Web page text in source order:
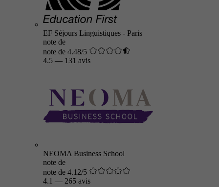
EF Séjours Linguistiques - Paris
note de
note de 4.48/5
4.5 — 131 avis
NEOMA Business School
note de
note de 4.12/5
4.1 — 265 avis